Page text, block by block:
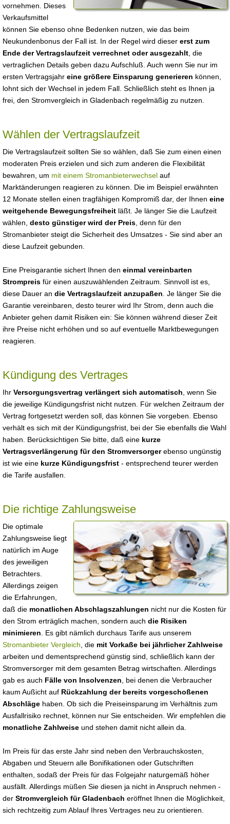
vornehmen. Dieses
Verkaufsmittel
können Sie ebenso ohne Bedenken nutzen, wie das beim
Neukundenbonus der Fall ist. In der Regel wird dieser erst zum
Ende der Vertragslaufzeit verrechnet oder ausgezahlt , die
vertraglichen Details geben dazu Aufschluß. Auch wenn Sie nur im
ersten Vertragsjahr eine größere Einsparung generieren können,
lohnt sich der Wechsel in jedem Fall. Schließlich steht es Ihnen ja
frei, den Stromvergleich in Gladenbach regelmäßig zu nutzen.
Wählen der Vertragslaufzeit
Die Vertragslaufzeit sollten Sie so wählen, daß Sie zum einen einen
moderaten Preis erzielen und sich zum anderen die Flexibilität
bewahren, um mit einem Stromanbieterwechsel auf
Marktänderungen reagieren zu können. Die im Beispiel erwähnten
12 Monate stellen einen tragfähigen Kompromiß dar, der Ihnen eine
weitgehende Bewegungsfreiheit läßt. Je länger Sie die Laufzeit
wählen, desto günstiger wird der Preis , denn für den
Stromanbieter steigt die Sicherheit des Umsatzes - Sie sind aber an
diese Laufzeit gebunden.
Eine Preisgarantie sichert Ihnen den einmal vereinbarten
Strompreis für einen auszuwählenden Zeitraum. Sinnvoll ist es,
diese Dauer an die Vertragslaufzeit anzupaßen . Je länger Sie die
Garantie vereinbaren, desto teurer wird Ihr Strom, denn auch die
Anbieter gehen damit Risiken ein: Sie können während dieser Zeit
ihre Preise nicht erhöhen und so auf eventuelle Marktbewegungen
reagieren.
Kündigung des Vertrages
Ihr Versorgungsvertrag verlängert sich automatisch , wenn Sie
die jeweilige Kündigungsfrist nicht nutzen. Für welchen Zeitraum der
Vertrag fortgesetzt werden soll, das können Sie vorgeben. Ebenso
verhält es sich mit der Kündigungsfrist, bei der Sie ebenfalls die Wahl
haben. Berücksichtigen Sie bitte, daß eine kurze
Vertragsverlängerung für den Stromversorgerebenso ungünstig
ist wie eine kurze Kündigungsfrist - entsprechend teurer werden
die Tarife ausfallen.
Die richtige Zahlungsweise
Die optimale
Zahlungsweise liegt
natürlich im Auge
des jeweiligen
Betrachters.
Allerdings zeigen
die Erfahrungen,
daß die monatlichen Abschlagszahlungen nicht nur die Kosten für
den Strom erträglich machen, sondern auch die Risiken
minimieren . Es gibt nämlich durchaus Tarife aus unserem
Stromanbieter Vergleich , die mit Vorkaße bei jährlicher Zahlweise
arbeiten und dementsprechend günstig sind, schließlich kann der
Stromversorger mit dem gesamten Betrag wirtschaften. Allerdings
gab es auch Fälle von Insolvenzen , bei denen die Verbraucher
kaum Außicht auf Rückzahlung der bereits vorgeschoßenen
Abschläge haben. Ob sich die Preiseinsparung im Verhältnis zum
Ausfallrisiko rechnet, können nur Sie entscheiden. Wir empfehlen die
monatliche Zahlweise und stehen damit nicht allein da.
Im Preis für das erste Jahr sind neben den Verbrauchskosten,
Abgaben und Steuern alle Bonifikationen oder Gutschriften
enthalten, sodaß der Preis für das Folgejahr naturgemäß höher
ausfällt. Allerdings müßen Sie diesen ja nicht in Anspruch nehmen -
der Stromvergleich für Gladenbach eröffnet Ihnen die Möglichkeit,
sich rechtzeitig zum Ablauf Ihres Vertrages neu zu orientieren.